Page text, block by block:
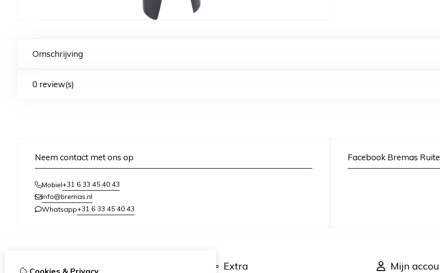
Omschrijving
0 review(s)
Neem contact met ons op
Mobiel+31 6 33 45 40 43
info@bremas.nl
Whatsapp+31 6 33 45 40 43
Facebook Bremas
Informatie Extra Mijn
Cookies & Privacy